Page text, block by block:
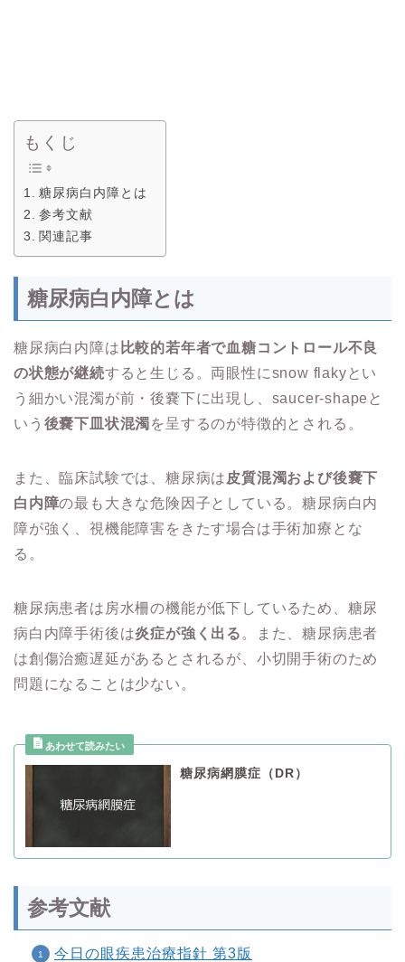
もくじ
糖尿病白内障とは
参考文献
関連記事
糖尿病白内障とは
糖尿病白内障は 比較的若年者で血糖コントロール不良
の状態が継続すると生じる。両眼性にsnow flakyとい
う細かい混濁が前・後嚢下に出現し、saucer-shapeと
いう 後嚢下皿状混濁を呈するのが特徴的とされる。
また、臨床試験では、糖尿病は 皮質混濁および後嚢下
白内障の最も大きな危険因子としている。糖尿病白内
障が強く、視機能障害をきたす場合は手術加療とな
る。
糖尿病患者は房水柵の機能が低下しているため、糖尿
病白内障手術後は炎症が強く出る 。また、糖尿病患者
は創傷治癒遅延があるとされるが、小切開手術のため
問題になることは少ない。
糖尿病網膜症（DR）
参考文献
今日の眼疾患治療指針 第3版